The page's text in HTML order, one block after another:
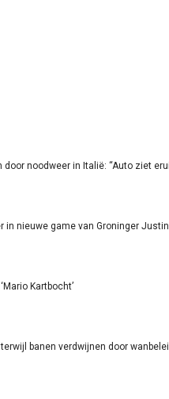
noodweer in Italië: “Auto ziet
in nieuwe game van Groninger
Kartbocht’
banen verdwijnen door